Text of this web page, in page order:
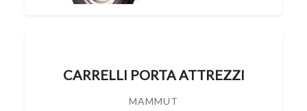
CARRELLI PORTA ATTREZZI
MAMMUT